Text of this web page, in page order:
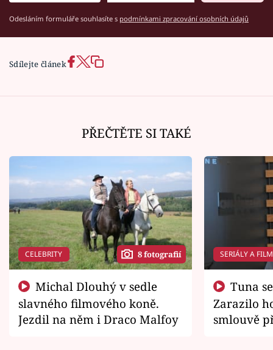
Odesláním formuláře souhlasíte s podmínkami zpracování osobních údajů
Sdílejte článek
PŘEČTĚTE SI TAKÉ
CELEBRITY 8 fotografií
slavného filmového koně.
Jezdil na něm i Draco Malfoy
SERIÁLY A
Zarazilo
smlouvě